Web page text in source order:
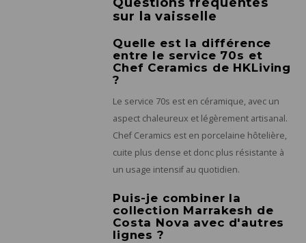
sur la vaisselle
Quelle est la différence
entre le service 70s et
Chef Ceramics de HKLiving
?
Le service 70s est en céramique, avec un
aspect chaleureux et légèrement artisanal.
Chef Ceramics est en porcelaine hôtelière,
cuite plus dense et donc plus résistante à
un usage intensif au quotidien.
Puis-je combiner la
collection Marrakesh de
Costa Nova avec d'autres
lignes ?